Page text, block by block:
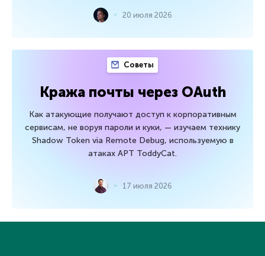
20 июля 2026
Советы
Кража почты через OAuth
Как атакующие получают доступ к корпоративным
сервисам, не воруя пароли и куки, — изучаем технику
Shadow Token via Remote Debug, используемую в
атаках APT ToddyCat.
17 июля 2026